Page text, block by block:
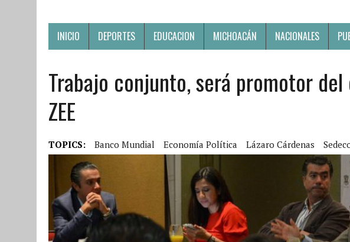
INICIO DEPORTES EDUCACION MICHOACÁN NACIONALES
Trabajo conjunto, será promotor
ZEE
TOPICS: Banco Mundial Economía Política Lázaro Cárdenas